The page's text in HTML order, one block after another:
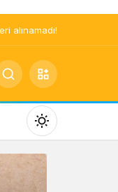
alınamadı!
Mod
değiştir